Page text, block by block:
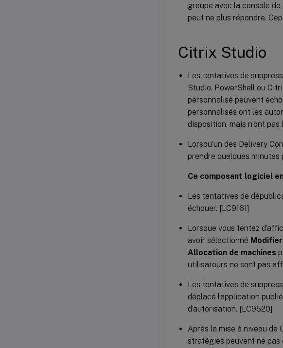
groupe avec la console
peut ne plus répondre.
Citrix Studio
Les tentatives de
Studio, PowerShell ou
personnalisé peuvent
personnalisés ont les
disposition, mais n’ont
Lorsqu’un des Delivery
prendre quelques minutes
Ce composant logiciel
Les tentatives de
échouer. [LC9161]
Lorsque vous tentez
avoir sélectionné
Allocation de machines
utilisateurs ne sont pas
Les tentatives de
déplacé l’application
d’autorisation. [LC9520]
Après la mise à niveau de
stratégies peuvent ne pas